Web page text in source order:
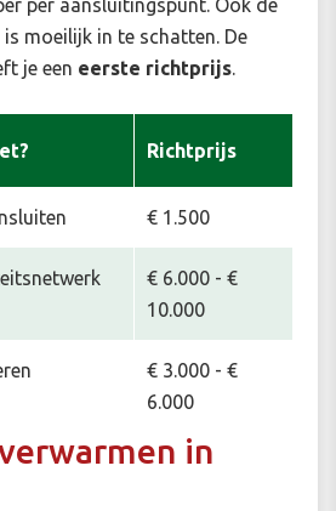
per aansluitingspunt. Ook de
moeilijk in te schatten. De
je een eerste richtprijs.
Richtprijs
€ 1.500
€ 6.000 - €
10.000
€ 3.000 - €
6.000
in